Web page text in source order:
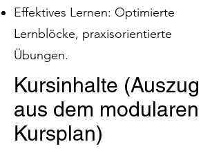
Effektives Lernen: Optimierte
Lernblöcke, praxisorientierte
Übungen.
Kursinhalte (Auszug
aus dem modularen
Kursplan)